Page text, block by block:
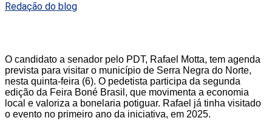
Redação do blog
O candidato a senador pelo PDT, Rafael Motta, tem agenda
prevista para visitar o município de Serra Negra do Norte,
nesta quinta-feira (6). O pedetista participa da segunda
edição da Feira Boné Brasil, que movimenta a economia
local e valoriza a bonelaria potiguar. Rafael já tinha visitado
o evento no primeiro ano da iniciativa, em 2025.